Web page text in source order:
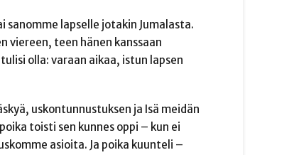
sanomme lapselle jotakin Jumalasta.
viereen, teen hänen kanssaan
olla: varaan aikaa, istun lapsen
uskontunnustuksen ja Isä meidän
toisti sen kunnes oppi – kun ei
asioita. Ja poika kuunteli –